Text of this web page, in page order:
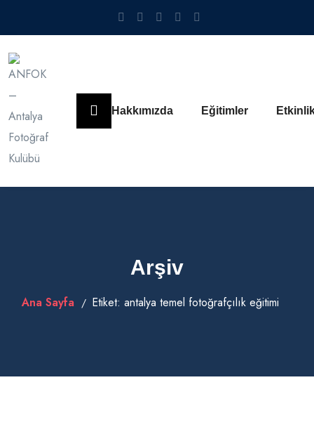
Hakkımızda Eğitimler
Arşiv
Ana Sayfa Etiket: antalya temel fotoğrafçılık eğitimi